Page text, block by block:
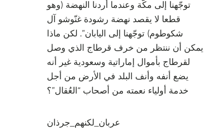
توجّهنا إلى مكّة وعندما أردنا النهضة (وهو
قطعا لا يقصد نهضة رشودة غنّوشو آل
شكوطوم) توجّهنا إلى اليابان”. لكن ماذا
يمكن أن ننتظر من خرف قرطاج الذي وصل
لقرطاج بأموال إماراتية وسعودية غير أنه
يضع أنفه وأنف البلد في الأرض من أجل
خدمة أولياء نعمته من أصحاب “العُقال”؟
عربان_لكنهم_جرذان